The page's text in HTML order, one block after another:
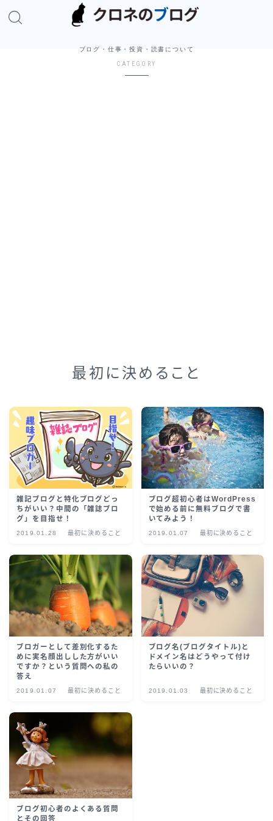
ブログ・仕事・投資・読書について
CATEGORY
最初に決めること
雑記ブログと特化ブログどっ
ちがいい？中間の「雑誌ブロ
グ」を目指せ！
2019.01.28 最初に決めること
ブログ超初心者はWordPress
で始める前に無料ブログで書
いてみよう！
2019.01.07 最初に決めること
ブロガーとして差別化するた
めに実名顔出しした方がいい
ですか？という質問への私の
答え
2019.01.07 最初に決めること
ブログ名(ブログタイトル)と
ドメイン名はどうやって付け
たらいいの？
2019.01.03 最初に決めること
ブログ初心者のよくある質問
とその回答